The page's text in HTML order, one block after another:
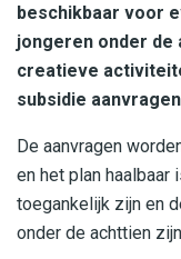
beschikbaar voor
jongeren onder de
creatieve
subsidie
De aanvragen
en het plan haalbaar
toegankelijk zijn en
onder de achttien